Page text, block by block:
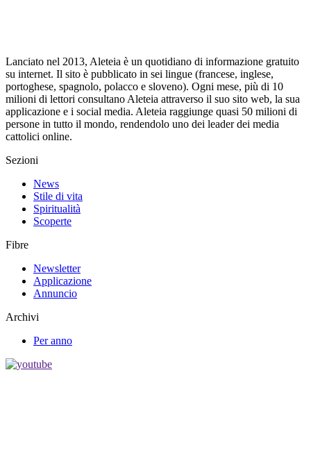
Lanciato nel 2013, Aleteia è un quotidiano di informazione gratuito
su internet. Il sito è pubblicato in sei lingue (francese, inglese,
portoghese, spagnolo, polacco e sloveno). Ogni mese, più di 10
milioni di lettori consultano Aleteia attraverso il suo sito web, la sua
applicazione e i social media. Aleteia raggiunge quasi 50 milioni di
persone in tutto il mondo, rendendolo uno dei leader dei media
cattolici online.
Sezioni
News
Stile di vita
Spiritualità
Scoperte
Fibre
Newsletter
Applicazione
Annuncio
Archivi
Per anno